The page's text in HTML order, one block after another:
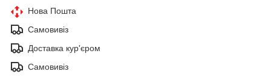
Нова Пошта
Самовивіз
Доставка кур'єром
Самовивіз